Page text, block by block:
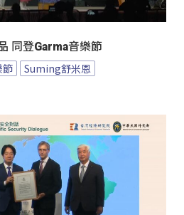
同登Garma音樂節
節
Suming舒米恩